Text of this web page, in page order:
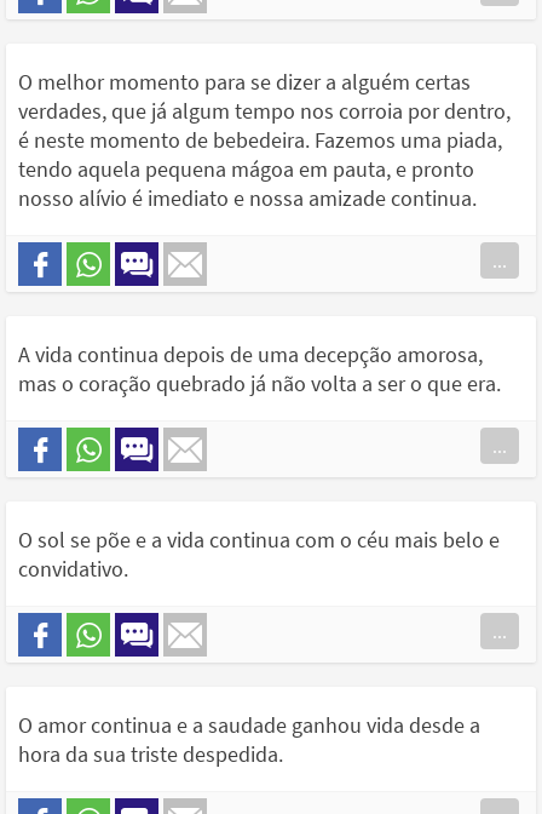
O melhor momento para se dizer a alguém certas
verdades, que já algum tempo nos corroia por dentro,
é neste momento de bebedeira. Fazemos uma piada,
tendo aquela pequena mágoa em pauta, e pronto
nosso alívio é imediato e nossa amizade continua.
...
A vida continua depois de uma decepção amorosa,
mas o coração quebrado já não volta a ser o que era.
...
O sol se põe e a vida continua com o céu mais belo e
convidativo.
...
O amor continua e a saudade ganhou vida desde a
hora da sua triste despedida.